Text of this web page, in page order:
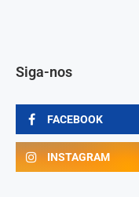
Siga-nos
FACEBOOK
INSTAGRAM